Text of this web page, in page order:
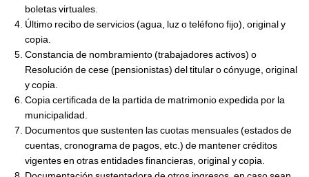
boletas virtuales.
Último recibo de servicios (agua, luz o teléfono fijo), original y
copia.
Constancia de nombramiento (trabajadores activos) o
Resolución de cese (pensionistas) del titular o cónyuge, original
y copia.
Copia certificada de la partida de matrimonio expedida por la
municipalidad.
Documentos que sustenten las cuotas mensuales (estados de
cuentas, cronograma de pagos, etc.) de mantener créditos
vigentes en otras entidades financieras, original y copia.